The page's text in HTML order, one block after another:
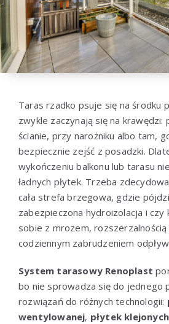
Taras rzadko psuje się na środku
zwykle zaczynają się na
ścianie, przy narożniku albo tam,
bezpiecznie zejść z posadzki.
wykończeniu balkonu lub tarasu
ładnych płytek. Trzeba
cała strefa brzegowa, gdzie
zabezpieczona hydroizolacja i czy
sobie z mrozem, rozszerzalnością
codziennym zabrudzeniem
System tarasowy Renoplast
bo nie sprowadza się do jednego
rozwiązań do różnych technologii:
wentylowanej, płytek klejonych